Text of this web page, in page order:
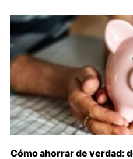
Cómo ahorrar de verdad: